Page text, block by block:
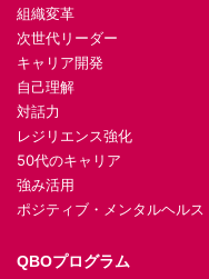
組織変革
次世代リーダー
キャリア開発
自己理解
対話力
レジリエンス強化
50代のキャリア
強み活用
ポジティブ・メンタルヘルス
QBOプログラム